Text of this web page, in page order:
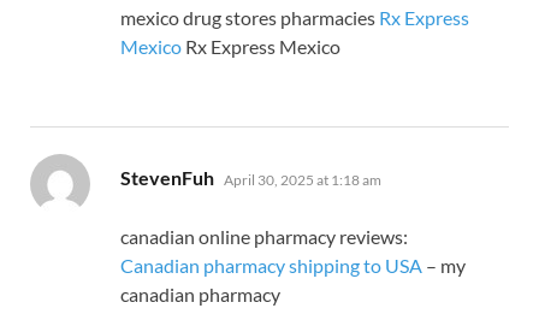
mexico drug stores pharmacies Rx Express
Mexico Rx Express Mexico
StevenFuh says:
April 30, 2025 at 1:18 am
canadian online pharmacy reviews:
Canadian pharmacy shipping to USA – my
canadian pharmacy